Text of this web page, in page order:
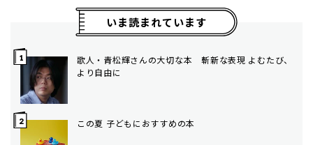
いま読まれています
歌人・青松輝さんの大切な本 斬新な表現 よむたび、
より自由に
この夏 子どもにおすすめの本